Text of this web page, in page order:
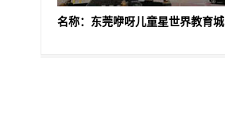
名称：东莞咿呀儿童星世界教育城